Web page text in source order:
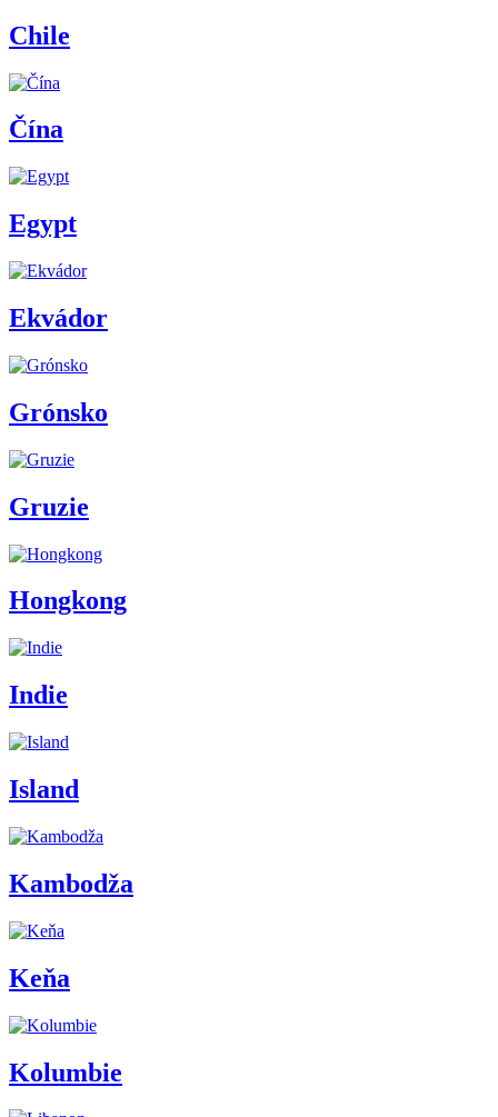
Chile
Čína
Egypt
Ekvádor
Grónsko
Gruzie
Hongkong
Indie
Island
Kambodža
Keňa
Kolumbie